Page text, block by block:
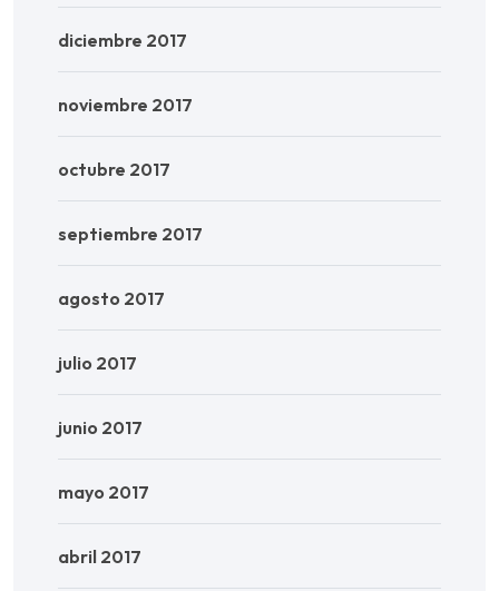
diciembre 2017
noviembre 2017
octubre 2017
septiembre 2017
agosto 2017
julio 2017
junio 2017
mayo 2017
abril 2017